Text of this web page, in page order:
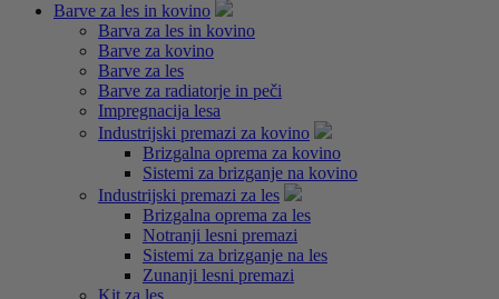
Barve za les in kovino
Barva za les in kovino
Barve za kovino
Barve za les
Barve za radiatorje in peči
Impregnacija lesa
Industrijski premazi za kovino
Brizgalna oprema za kovino
Sistemi za brizganje na kovino
Industrijski premazi za les
Brizgalna oprema za les
Notranji lesni premazi
Sistemi za brizganje na les
Zunanji lesni premazi